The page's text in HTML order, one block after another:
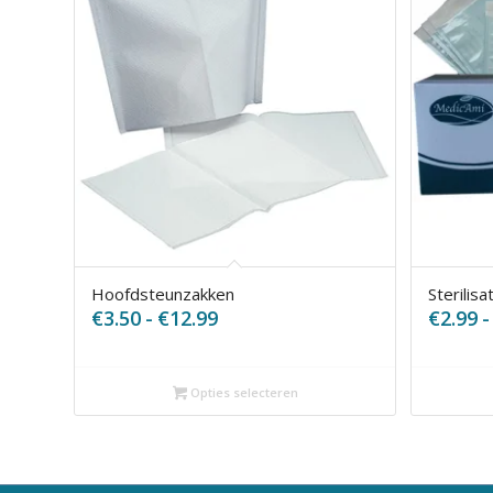
Hoofdsteunzakken
€3.50 - €12.99Prijsklasse:
€12.99
Opties selecteren
€2.99 -